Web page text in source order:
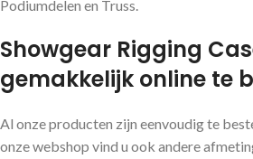
Podiumdelen en Truss.
Showgear Rigging
gemakkelijk online te
Al onze producten zijn eenvoudig te
onze webshop vind u ook andere